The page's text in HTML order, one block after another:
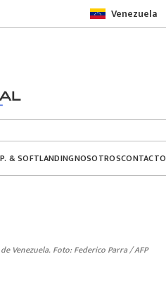
Venezuela
& SOFTLANDINGNOSOTROSCONTACTO
Venezuela. Foto: Federico Parra / AFP